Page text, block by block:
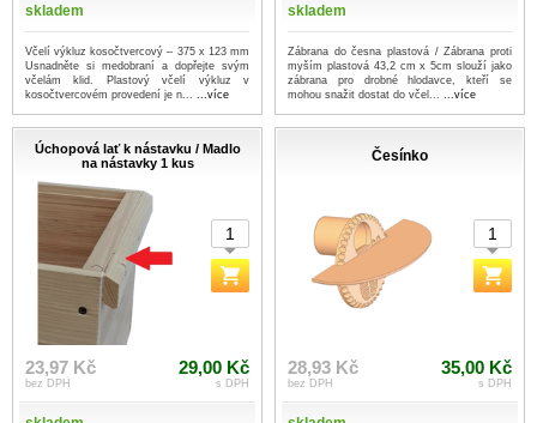
skladem
Včelí výkluz kosočtvercový – 375 x 123 mm
Usnadněte si medobraní a dopřejte svým
včelám klid. Plastový včelí výkluz v
kosočtvercovém provedení je n... ...více
skladem
Zábrana do česna plastová / Zábrana proti
myším plastová 43,2 cm x 5cm slouží jako
zábrana pro drobné hlodavce, kteří se
mohou snažit dostat do včel... ...více
Úchopová lať k nástavku / Madlo
na nástavky 1 kus
23,97 Kč
bez DPH
29,00 Kč
s DPH
Česínko
28,93 Kč
bez DPH
35,00 Kč
s DPH